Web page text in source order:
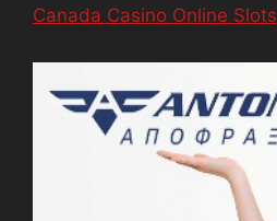
Canada Casino Online Slots